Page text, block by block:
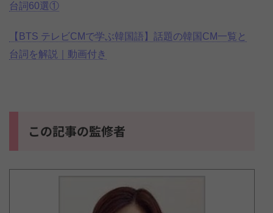
台詞60選①
【BTS テレビCMで学ぶ韓国語】話題の韓国CM一覧と
台詞を解説｜動画付き
この記事の監修者